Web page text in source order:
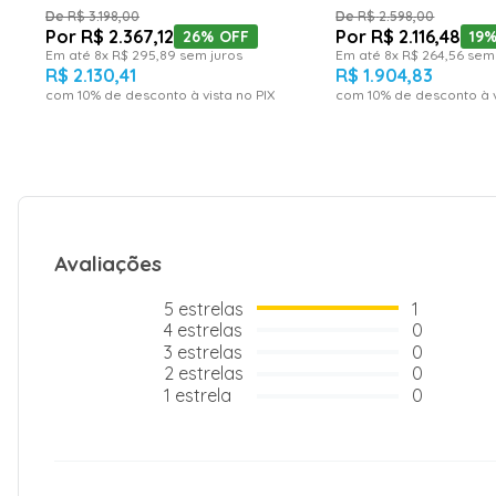
R$ 3.198,00
R$ 2.367,12 26% OFF
Em até 8x R$ 295 89sem juros
R$ 2.130,41
com10% de desconto à vista no PIX
R$ 2.598,00
R$ 2.116,48 19%
Em até 8x R$ 264 56
R$ 1.904,83
com10% de desconto à
Avaliações
5 estrelas
4 estrelas
3 estrelas
2 estrelas
1 estrela
1
0
0
0
0